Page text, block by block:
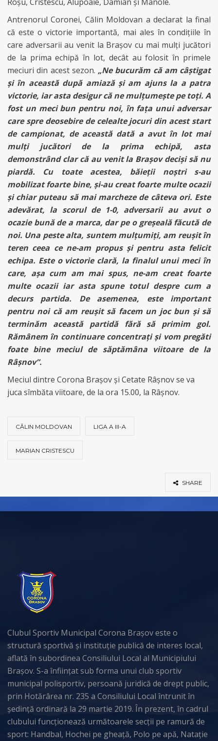
Antrenorul Coronei, Călin Moldovan a declarat la final
că este o victorie importantă, mai ales în condiţiile în
care adversarii au venit la Braşov cu mai mulţi jucători
de la prima echipă în lot, decât au folosit în primele
meciuri din acest sezon. „Ne bucurăm că am câştigat
şi în această după amiază şi am ajuns la a patra
victorie, iar asta desigur că ne mulţumeşte pe toţi. A
fost un meci bun pentru noi, în faţa unui adversar
care spre deosebire de celealte jocuri din acest start
de campionat, de această dată a avut în lot mai
mulţi jucători de la prima echipă, asta
demonstrând clar că au venit la Braşov decişi să nu
piardă. Cu toate acestea, băieţii noştri s-au
mobilizat foarte bine, şi-au creat foarte multe ocazii
şi chiar puteau să mai marcheze de câteva ori. Este
adevărat, la scorul de 1-0, adversarii au avut o
ocazie bună de a marca, dar pe o greşeală făcută de
noi. Una peste alta, suntem mulţumiţi, am reuşit în
teren ceea ce ne-am propus şi pentru asta felicit
echipa. Este o victorie clară, la finalul unui meci în
care, aşa cum am mai spus, ne-am creat foarte
multe ocazii iar asta spune totul despre cum a
decurs partida. De asemenea, este important
pentru noi că am reuşit să facem un joc bun şi să
terminăm această partidă fără să primim gol.
Rămânem în continuare concentraţi şi vom pregăti
foate bine meciul de săptămâna viitoare de la
Râşnov”.
Meciul dintre Corona Braşov şi Cetate Râşnov se va
juca sîmbăta viitoare, de la ora 15.00, la Râşnov.
CĂLIN MOLDOVAN LIGA A III-A
MARIAN CRISTESCU
SHARE
Clubul Sportiv Municipal Corona Brașov este o
structură sportivă și instituție publică de interes local,
aflată în subordinea Consiliului Local al Municipiului
Brașov. S-a înființat sub forma unui club sportiv
municipal polisportiv, persoană juridică de drept public,
prin Hotărârea nr. 235 a Consiliului Local întrunit în
ședință ordinară la 29 martie 2019. În prezent, în cadrul
clubului funcționează următoarele secții pe ramură de
sport: Handbal, Hochei pe gheață, Polo pe apă, Natație